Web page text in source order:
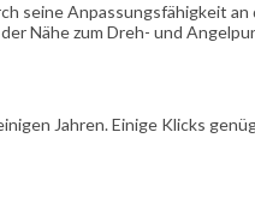
seine Anpassungsfähigkeit
Nähe zum Dreh- und
Jahren. Einige Klicks